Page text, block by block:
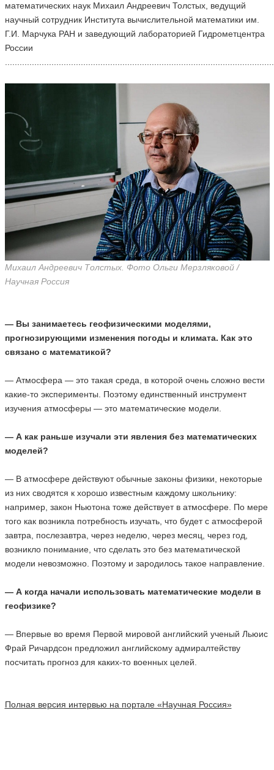
математических наук Михаил Андреевич Толстых, ведущий
научный сотрудник Института вычислительной математики им.
Г.И. Марчука РАН и заведующий лабораторией Гидрометцентра
России
Михаил Андреевич Толстых. Фото Ольги Мерзляковой /
Научная Россия
― Вы занимаетесь геофизическими моделями,
прогнозирующими изменения погоды и климата. Как это
связано с математикой?
— Атмосфера ― это такая среда, в которой очень сложно вести
какие-то эксперименты. Поэтому единственный инструмент
изучения атмосферы — это математические модели.
— А как раньше изучали эти явления без математических
моделей?
— В атмосфере действуют обычные законы физики, некоторые
из них сводятся к хорошо известным каждому школьнику:
например, закон Ньютона тоже действует в атмосфере. По мере
того как возникла потребность изучать, что будет с атмосферой
завтра, послезавтра, через неделю, через месяц, через год,
возникло понимание, что сделать это без математической
модели невозможно. Поэтому и зародилось такое направление.
— А когда начали использовать математические модели в
геофизике?
— Впервые во время Первой мировой английский ученый Льюис
Фрай Ричардсон предложил английскому адмиралтейству
посчитать прогноз для каких-то военных целей.
Полная версия интервью на портале «Научная Россия»